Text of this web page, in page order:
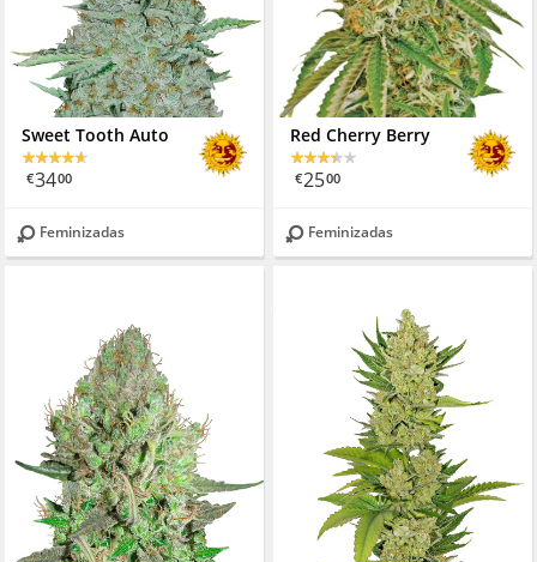
Sweet Tooth Auto
€3400
Feminizadas
Red Cherry Berry
€2500
Feminizadas